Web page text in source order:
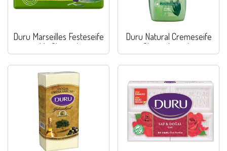
Duru Marseilles Festeseife
Mit Olivenol
Duru Natural Cremeseife
Olivenolextrakt